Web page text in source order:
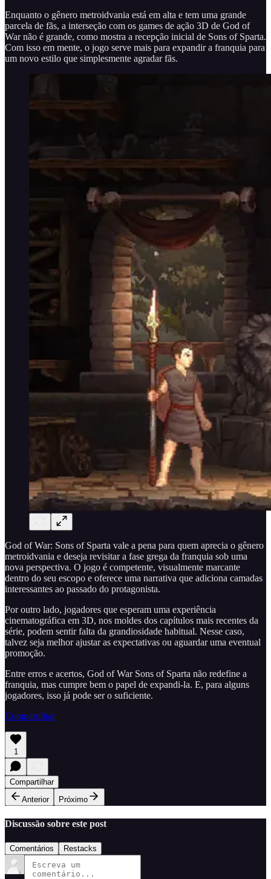
Enquanto o gênero metroidvania está em alta e tem uma grande
parcela de fãs, a interseção com os games de ação 3D de God of
War não é grande, como mostra a recepção inicial de Sons of Sparta.
Com isso em mente, o jogo serve mais para expandir a franquia para
um novo estilo que simplesmente agradar fãs.
God of War: Sons of Sparta vale a pena para quem aprecia o gênero
metroidvania e deseja revisitar a fase grega da franquia sob uma
nova perspectiva. O jogo é competente, visualmente marcante
dentro do seu escopo e oferece uma narrativa que adiciona camadas
interessantes ao passado do protagonista.
Por outro lado, jogadores que esperam uma experiência
cinematográfica em 3D, nos moldes dos capítulos mais recentes da
série, podem sentir falta da grandiosidade habitual. Nesse caso,
talvez seja melhor ajustar as expectativas ou aguardar uma eventual
promoção.
Entre erros e acertos, God of War Sons of Sparta não redefine a
franquia, mas cumpre bem o papel de expandi-la. E, para alguns
jogadores, isso já pode ser o suficiente.
Compartilhar
1
Compartilhar
Anterior
Próximo
Discussão sobre este post
Comentários Restacks